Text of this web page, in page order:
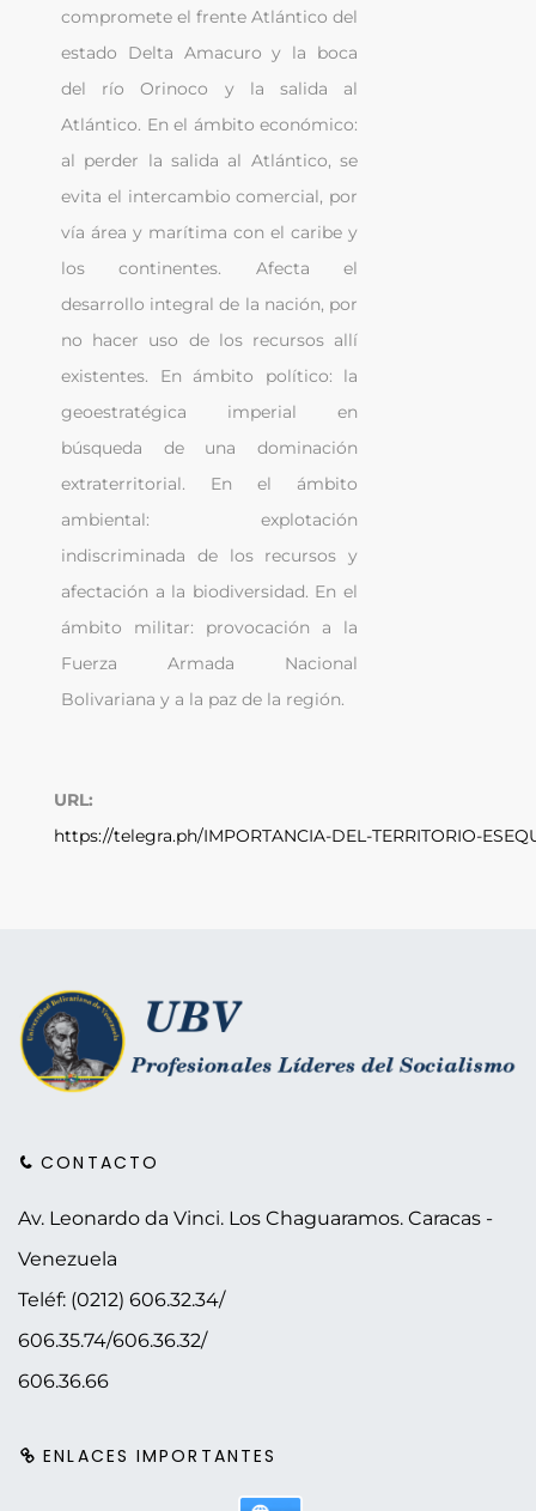
compromete el frente Atlántico del
estado Delta Amacuro y la boca
del río Orinoco y la salida al
Atlántico. En el ámbito económico:
al perder la salida al Atlántico, se
evita el intercambio comercial, por
vía área y marítima con el caribe y
los continentes. Afecta el
desarrollo integral de la nación, por
no hacer uso de los recursos allí
existentes. En ámbito político: la
geoestratégica imperial en
búsqueda de una dominación
extraterritorial. En el ámbito
ambiental: explotación
indiscriminada de los recursos y
afectación a la biodiversidad. En el
ámbito militar: provocación a la
Fuerza Armada Nacional
Bolivariana y a la paz de la región.
URL:
https://telegra.ph/IMPORTANCIA-DEL-TERRITORIO-
CONTACTO
Av. Leonardo da Vinci. Los Chaguaramos. Caracas -
Venezuela
Teléf: (0212) 606.32.34/
606.35.74/606.36.32/
606.36.66
ENLACES IMPORTANTES